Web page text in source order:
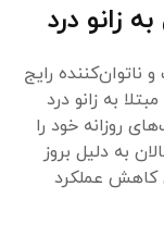
زانو درد
رایج
از جمعیت بالای 55 سال مبتلا به زانو درد
روزانه خود را
به دلیل بروز
کاهش عملکرد